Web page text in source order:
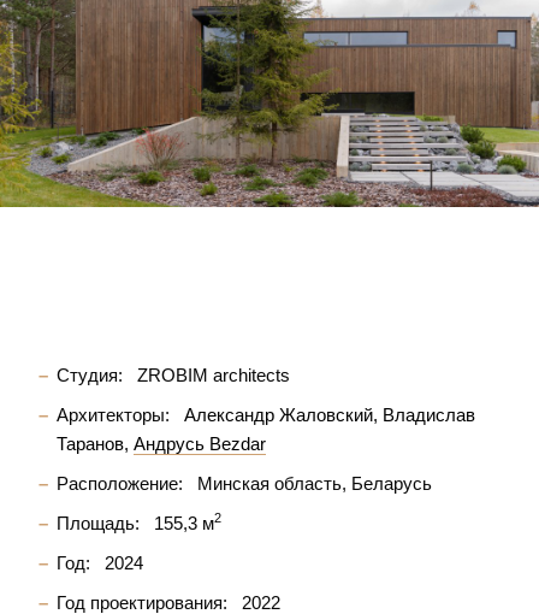
Студия:
ZROBIM architects
Архитекторы:
Александр Жаловский Владислав
Таранов Андрусь Bezdar
Расположение:
Минская область, Беларусь
Площадь:
155,3 м2
Год:
2024
Год проектирования:
2022